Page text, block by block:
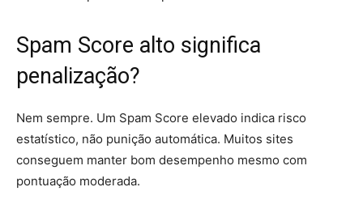
Spam Score alto significa
penalização?
Nem sempre. Um Spam Score elevado indica risco
estatístico, não punição automática. Muitos sites
conseguem manter bom desempenho mesmo com
pontuação moderada.